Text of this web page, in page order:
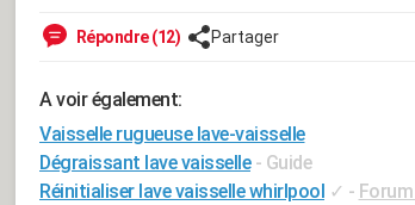
Répondre (12) Partager
A voir également:
Vaisselle rugueuse lave-vaisselle
Dégraissant lave vaisselle - Guide
Réinitialiser lave vaisselle whirlpool ✓ -